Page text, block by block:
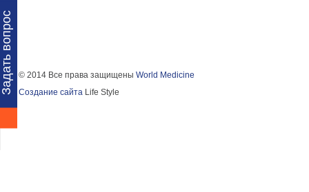
вопрос
ПАРТНЕРЫ
© 2014 Все права защищеныWorld Medicine
Создание сайта Life Style